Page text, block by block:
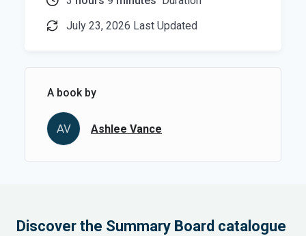
July 23, 2026 Last Updated
A book by
AV Ashlee Vance
Discover the Summary Board catalogue